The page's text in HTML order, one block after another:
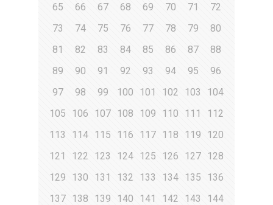
65
66 67 68 69 70 71
72
73
74 75 76 77 78 79
80
81
82 83 84 85 86 87
88
89
90 91 92 93 94 95
96
97
98 99 100 101 102 103
104
105
106 107 108 109 110 111
112
113
114 115 116 117 118 119
120
121
122 123 124 125 126 127 128
129
130 131 132 133 134 135
136
137 138 139 140 141 142 143
144